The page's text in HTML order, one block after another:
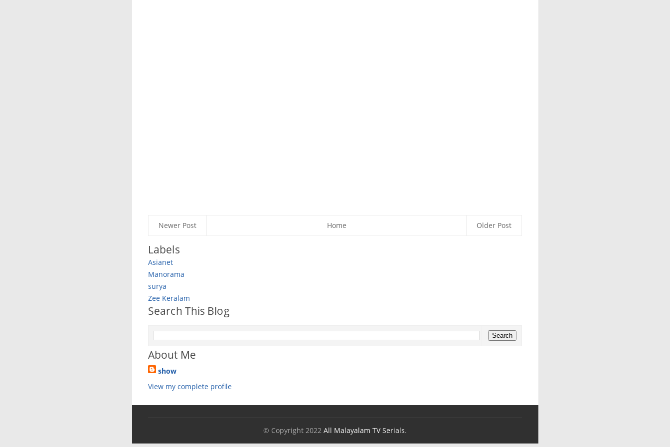
Newer Post Older Post
Home
Labels
Asianet
Manorama
surya
Zee Keralam
Search This Blog
About Me
show
View my complete profile
© Copyright 2022 All Malayalam TV Serials.